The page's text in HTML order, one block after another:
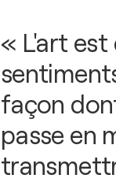
« L'art est
façon
passe en